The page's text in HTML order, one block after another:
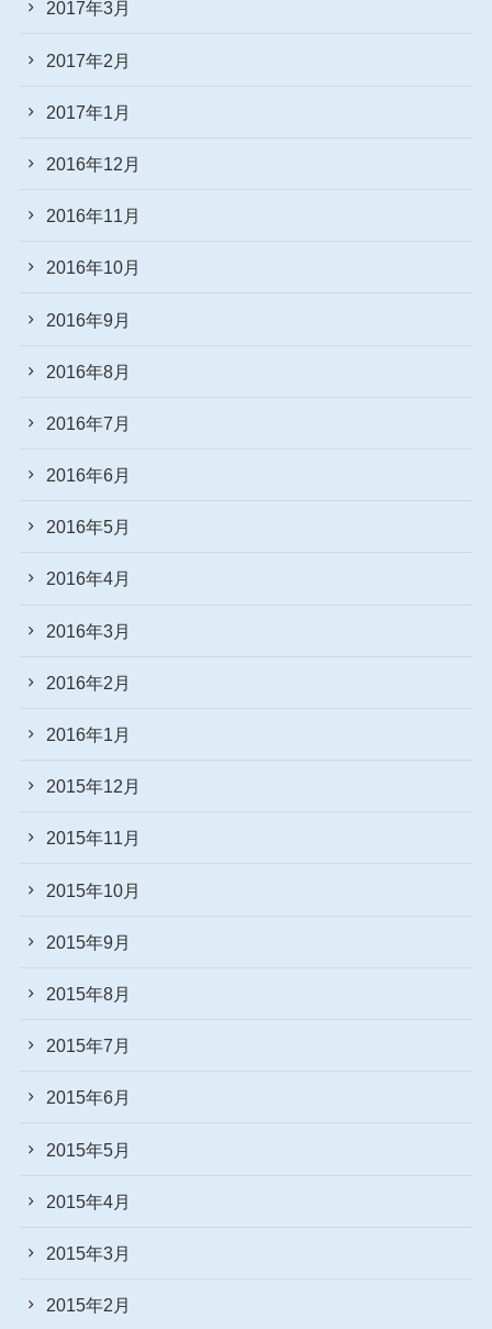
2017年3月
2017年2月
2017年1月
2016年12月
2016年11月
2016年10月
2016年9月
2016年8月
2016年7月
2016年6月
2016年5月
2016年4月
2016年3月
2016年2月
2016年1月
2015年12月
2015年11月
2015年10月
2015年9月
2015年8月
2015年7月
2015年6月
2015年5月
2015年4月
2015年3月
2015年2月